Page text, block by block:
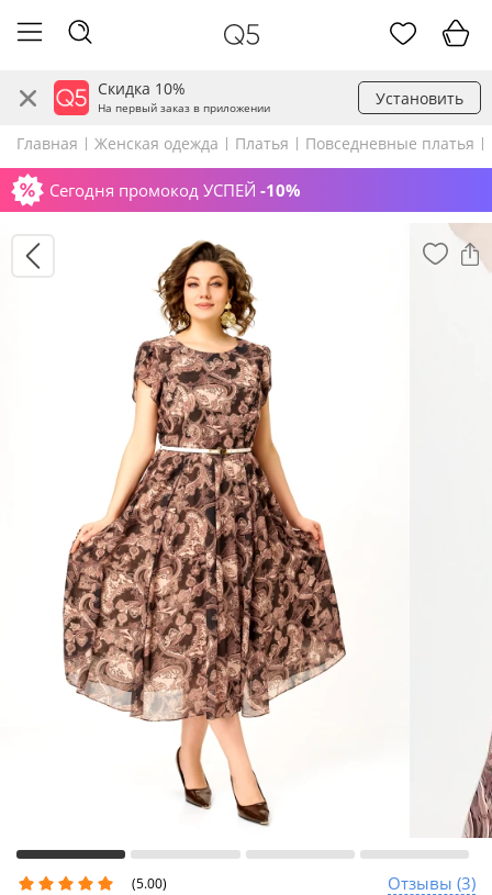
Скидка 10%
На первый заказ в приложении Установить
Главная Женская одежда Платья Повседневные платья
Сегодня промокод УСПЕЙ -10%
(5.00) Отзывы (3)